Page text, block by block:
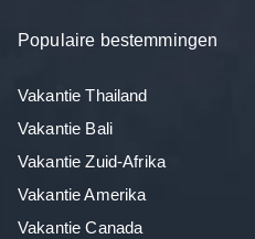
Populaire bestemmingen
Vakantie Thailand
Vakantie Bali
Vakantie Zuid-Afrika
Vakantie Amerika
Vakantie Canada